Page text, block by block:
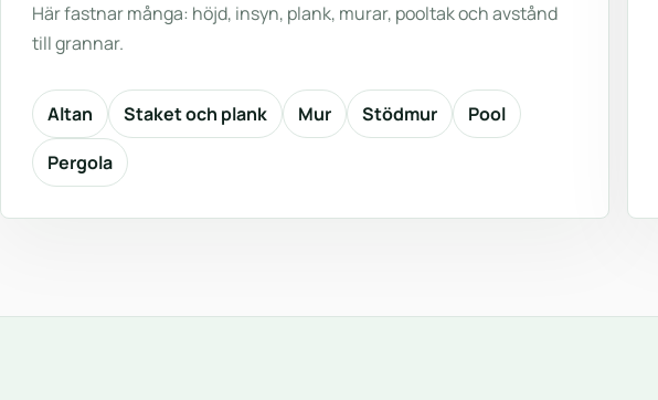
Här fastnar många: höjd, insyn, plank, murar, pooltak och avstånd
till grannar.
Altan Staket och plank Mur Stödmur
Pool
Pergola